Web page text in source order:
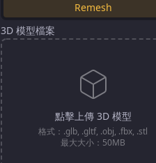
Remesh
3D 模型檔案
點擊上傳 3D 模型
格式：.glb, .gltf, .obj, .fbx, .stl
最大大小：50MB